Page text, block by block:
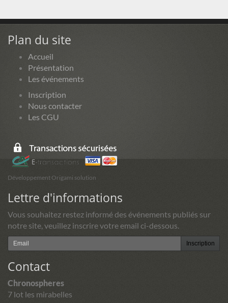
Plan du site
Accueil
Présentation
Les événements
Inscription
Nous contacter
Les CGU
Développement Origami solution
Lettre d'informations
Vous souhaitez restez informé des événements publiés sur
notre site, veuillez inscrire votre email ci-dessous.
Inscription
Contact
Chronospheres
7 lot les mirabelles